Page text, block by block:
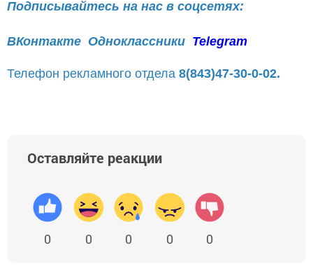
Подписывайтесь на нас в соцсетях:
ВКонтакте Одноклассники Telegram
Телефон рекламного отдела 8(843)47-30-0-02.
Оставляйте реакции
0 0 0 0 0